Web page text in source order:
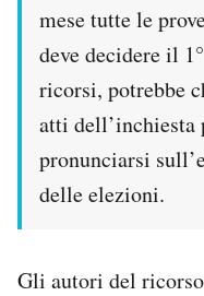
mese tutte le
deve decidere il
ricorsi, potrebbe
atti dell’inchiesta
pronunciarsi
delle elezioni.
Gli autori del